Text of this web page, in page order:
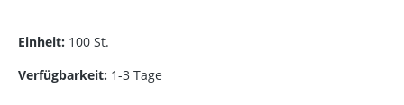
Einheit: 100 St.
Verfügbarkeit: 1-3 Tage